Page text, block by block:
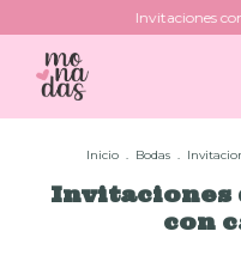
Invitaciones con
Inicio . Bodas .
Invitaciones
con